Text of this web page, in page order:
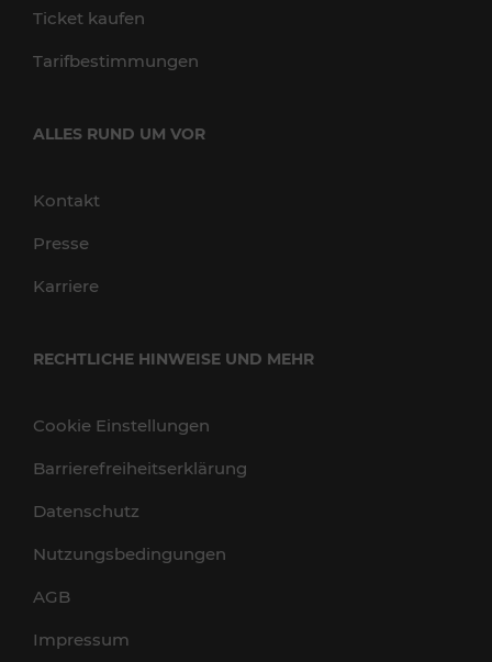
Ticket kaufen
Tarifbestimmungen
ALLES RUND UM VOR
Kontakt
Presse
Karriere
RECHTLICHE HINWEISE UND MEHR
Cookie Einstellungen
Barrierefreiheitserklärung
Datenschutz
Nutzungsbedingungen
AGB
Impressum